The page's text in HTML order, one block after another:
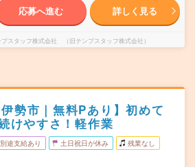
応募へ進む 詳しく見る
スタッフ株式会社 （旧テンプスタッフ株式会社）
勢市｜無料Pあり】初めて
けやすさ！軽作業
途支給あり 土日祝日が休み 残業なし